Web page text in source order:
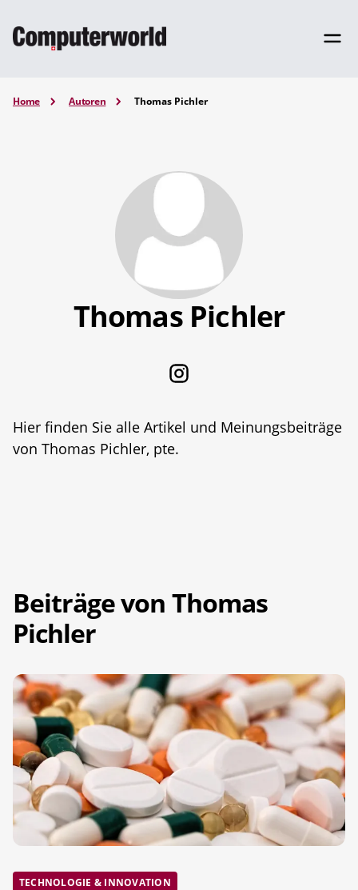
Home Autoren Thomas Pichler
Thomas Pichler
Hier finden Sie alle Artikel und Meinungsbeiträge
von Thomas Pichler, pte.
Beiträge von Thomas
Pichler
TECHNOLOGIE & INNOVATION